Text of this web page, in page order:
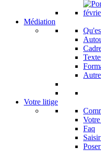
Médiation
Votre litige
Faq